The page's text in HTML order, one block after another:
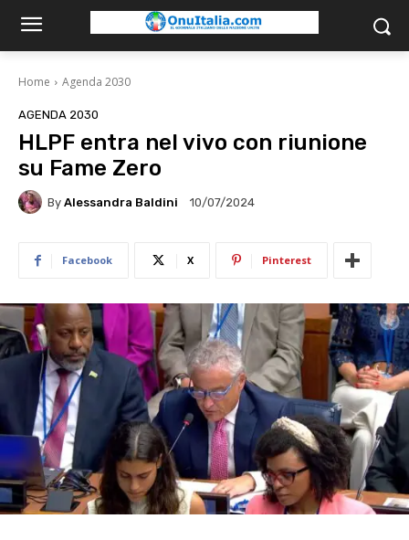
Home Agenda 2030
AGENDA 2030
HLPF entra nel vivo con riunione
su Fame Zero
By Alessandra Baldini 10/07/2024
Facebook X Pinterest